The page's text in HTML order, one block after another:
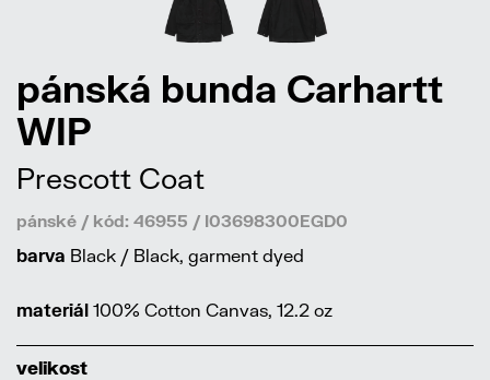
pánská bunda Carhartt
WIP
Prescott Coat
pánské / kód: 46955 / I03698300EGD0
barva Black / Black, garment dyed
materiál 100% Cotton Canvas, 12.2 oz
velikost